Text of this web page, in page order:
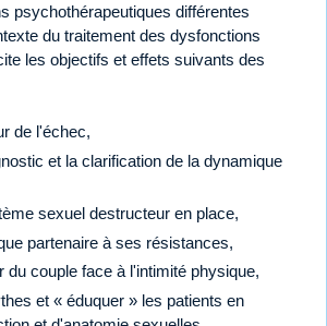
psychothérapeutiques différentes
du traitement des dysfonctions
les objectifs et effets suivants des
de l'échec,
et la clarification de la dynamique
sexuel destructeur en place,
partenaire à ses résistances,
du couple face à l'intimité physique,
et « éduquer » les patients en